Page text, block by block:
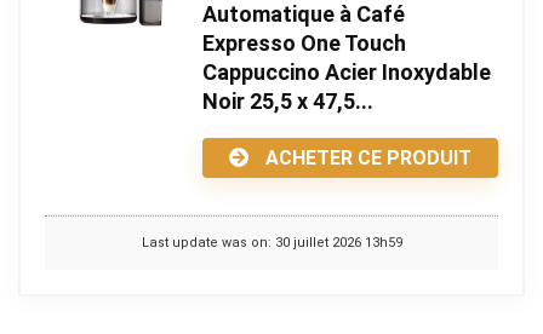
Automatique à Café
Expresso One Touch
Cappuccino Acier Inoxydable
Noir 25,5 x 47,5...
ACHETER CE PRODUIT
Last update was on: 30 juillet 2026 13h59